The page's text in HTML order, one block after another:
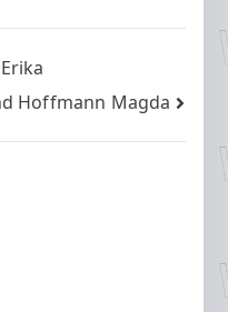
Hoffmann Magda